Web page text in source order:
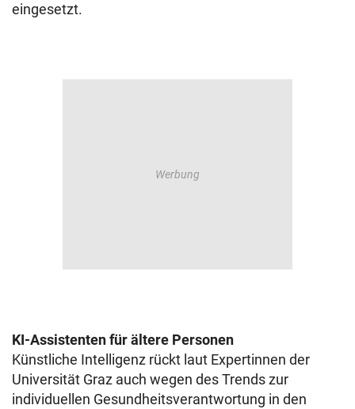
eingesetzt.
KI-Assistenten für ältere Personen
Künstliche Intelligenz rückt laut Expertinnen der
Universität Graz auch wegen des Trends zur
individuellen Gesundheitsverantwortung in den